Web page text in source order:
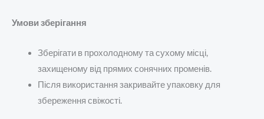
Умови зберігання
Зберігати в прохолодному та сухому місці,
захищеному від прямих сонячних променів.
Після використання закривайте упаковку для
збереження свіжості.